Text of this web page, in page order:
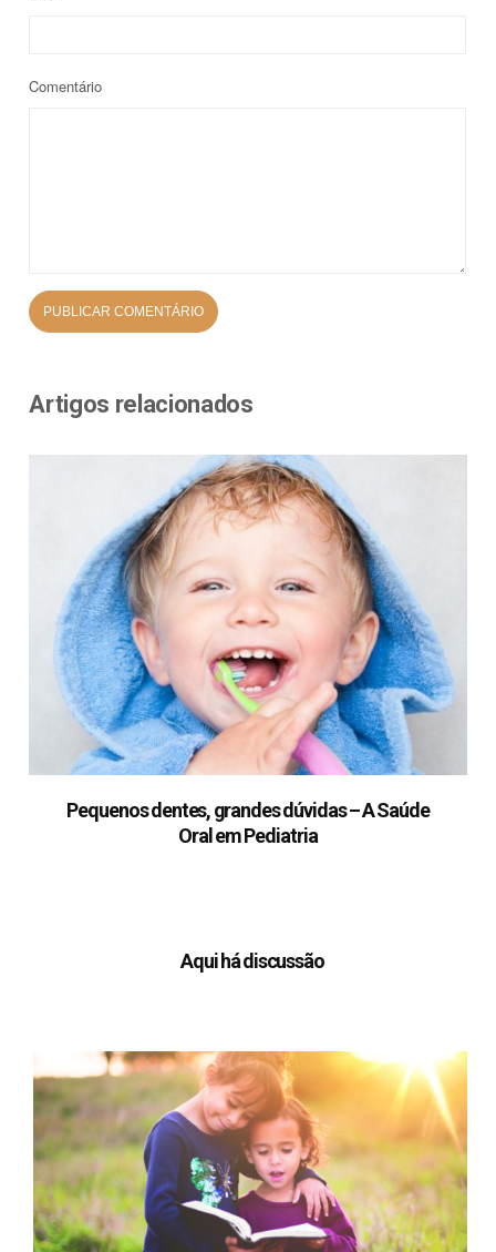
Comentário
Artigos relacionados
Pequenos dentes, grandes dúvidas – A Saúde
Oral em Pediatria
Aqui há discussão